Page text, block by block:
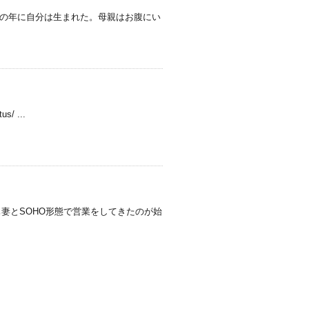
年に自分は生まれた。母親はお腹にい
...
とSOHO形態で営業をしてきたのが始